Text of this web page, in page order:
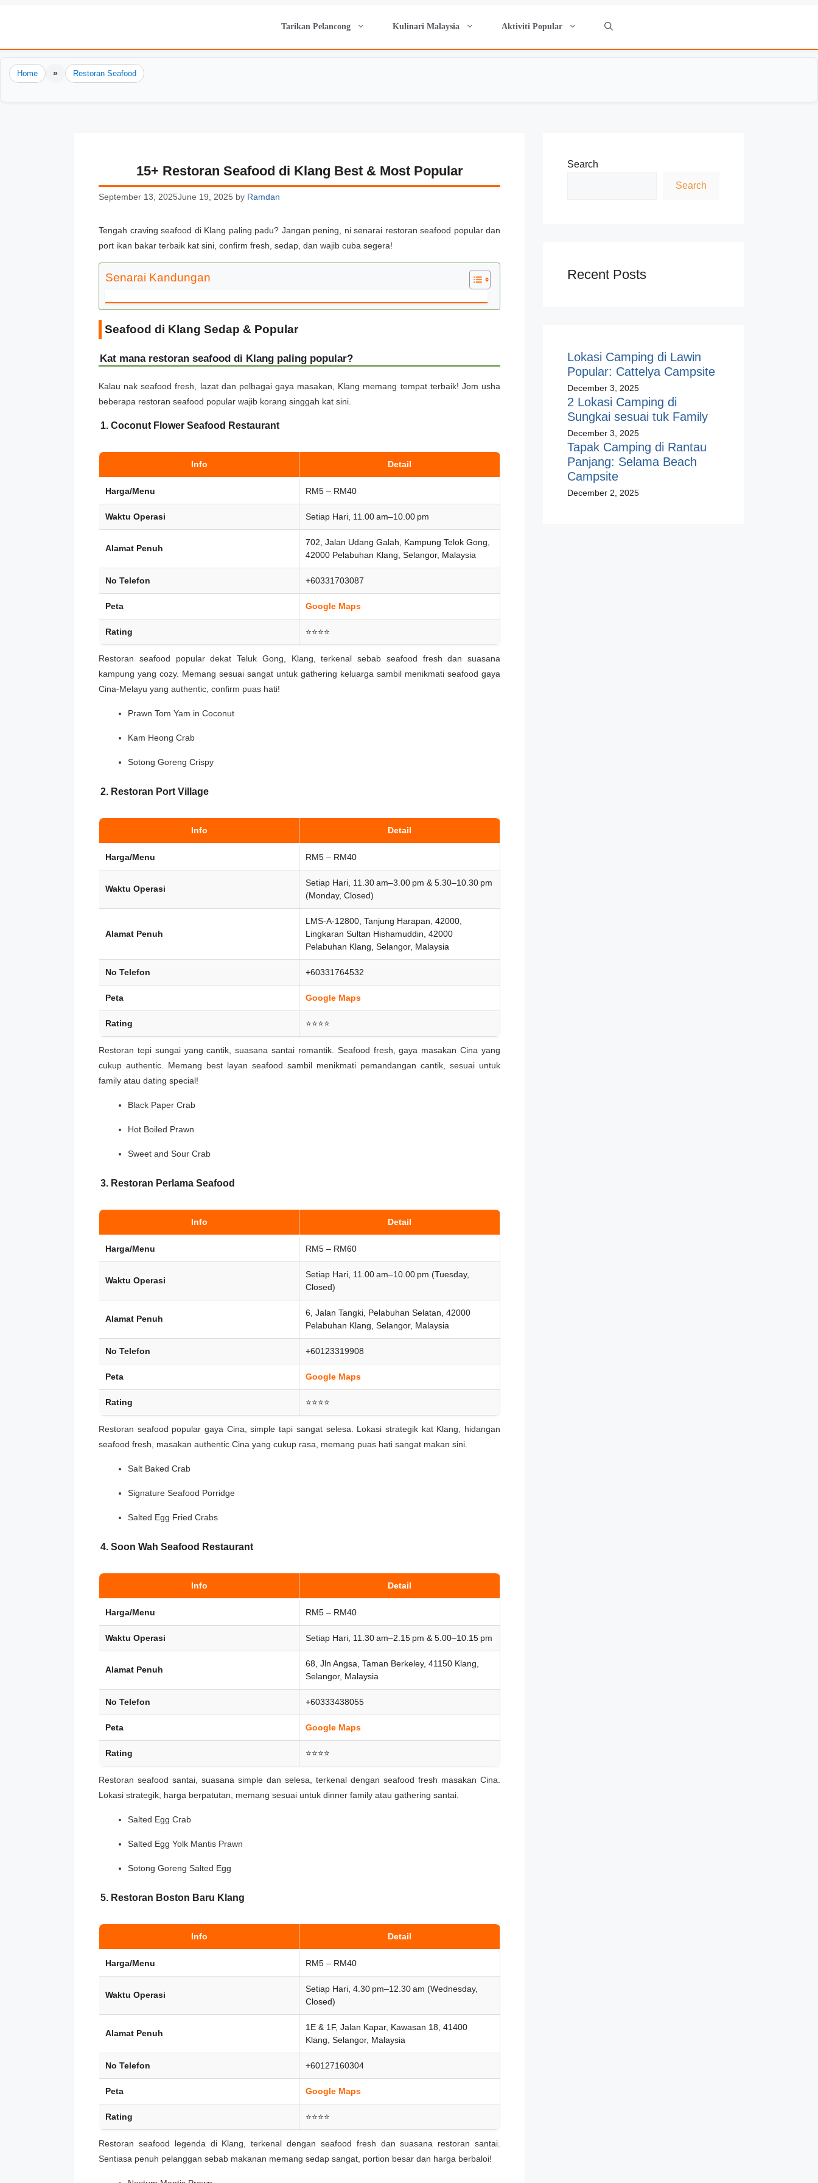
Tarikan Pelancong Kulinari Malaysia Aktiviti Popular
Home » Restoran Seafood
15+ Restoran Seafood di Klang Best & Most Popular
September 13, 2025June 19, 2025 by Ramdan
Tengah craving seafood di Klang paling padu? Jangan pening, ni senarai restoran seafood popular dan
port ikan bakar terbaik kat sini, confirm fresh, sedap, dan wajib cuba segera!
Senarai Kandungan
Seafood di Klang Sedap & Popular
Kat mana restoran seafood di Klang paling popular?
Kalau nak seafood fresh, lazat dan pelbagai gaya masakan, Klang memang tempat terbaik! Jom usha
beberapa restoran seafood popular wajib korang singgah kat sini.
1. Coconut Flower Seafood Restaurant
Info Detail
Harga/Menu RM5 – RM40
Waktu Operasi Setiap Hari, 11.00 am–10.00 pm
Alamat Penuh
702, Jalan Udang Galah, Kampung Telok Gong,
42000 Pelabuhan Klang, Selangor, Malaysia
No Telefon +60331703087
Peta Google Maps
Rating ⭐⭐⭐⭐
Restoran seafood popular dekat Teluk Gong, Klang, terkenal sebab seafood fresh dan suasana
kampung yang cozy. Memang sesuai sangat untuk gathering keluarga sambil menikmati seafood gaya
Cina-Melayu yang authentic, confirm puas hati!
Prawn Tom Yam in Coconut
Kam Heong Crab
Sotong Goreng Crispy
2. Restoran Port Village
Info Detail
Harga/Menu RM5 – RM40
Waktu Operasi
Setiap Hari, 11.30 am–3.00 pm & 5.30–10.30 pm
(Monday, Closed)
Alamat Penuh
LMS-A-12800, Tanjung Harapan, 42000,
Lingkaran Sultan Hishamuddin, 42000
Pelabuhan Klang, Selangor, Malaysia
No Telefon +60331764532
Peta Google Maps
Rating ⭐⭐⭐⭐
Restoran tepi sungai yang cantik, suasana santai romantik. Seafood fresh, gaya masakan Cina yang
cukup authentic. Memang best layan seafood sambil menikmati pemandangan cantik, sesuai untuk
family atau dating special!
Black Paper Crab
Hot Boiled Prawn
Sweet and Sour Crab
3. Restoran Perlama Seafood
Info Detail
Harga/Menu RM5 – RM60
Waktu Operasi
Setiap Hari, 11.00 am–10.00 pm (Tuesday,
Closed)
Alamat Penuh
6, Jalan Tangki, Pelabuhan Selatan, 42000
Pelabuhan Klang, Selangor, Malaysia
No Telefon +60123319908
Peta Google Maps
Rating ⭐⭐⭐⭐
Restoran seafood popular gaya Cina, simple tapi sangat selesa. Lokasi strategik kat Klang, hidangan
seafood fresh, masakan authentic Cina yang cukup rasa, memang puas hati sangat makan sini.
Salt Baked Crab
Signature Seafood Porridge
Salted Egg Fried Crabs
4. Soon Wah Seafood Restaurant
Info Detail
Harga/Menu RM5 – RM40
Waktu Operasi Setiap Hari, 11.30 am–2.15 pm & 5.00–10.15 pm
Alamat Penuh
68, Jln Angsa, Taman Berkeley, 41150 Klang,
Selangor, Malaysia
No Telefon +60333438055
Peta Google Maps
Rating ⭐⭐⭐⭐
Restoran seafood santai, suasana simple dan selesa, terkenal dengan seafood fresh masakan Cina.
Lokasi strategik, harga berpatutan, memang sesuai untuk dinner family atau gathering santai.
Salted Egg Crab
Salted Egg Yolk Mantis Prawn
Sotong Goreng Salted Egg
5. Restoran Boston Baru Klang
Info Detail
Harga/Menu RM5 – RM40
Waktu Operasi
Setiap Hari, 4.30 pm–12.30 am (Wednesday,
Closed)
Alamat Penuh
1E & 1F, Jalan Kapar, Kawasan 18, 41400
Klang, Selangor, Malaysia
No Telefon +60127160304
Peta Google Maps
Rating ⭐⭐⭐⭐
Restoran seafood legenda di Klang, terkenal dengan seafood fresh dan suasana restoran santai.
Sentiasa penuh pelanggan sebab makanan memang sedap sangat, portion besar dan harga berbaloi!
Search
Search
Recent Posts
Lokasi Camping di Lawin
Popular: Cattelya Campsite
December 3, 2025
2 Lokasi Camping di
Sungkai sesuai tuk Family
December 3, 2025
Tapak Camping di Rantau
Panjang: Selama Beach
Campsite
December 2, 2025